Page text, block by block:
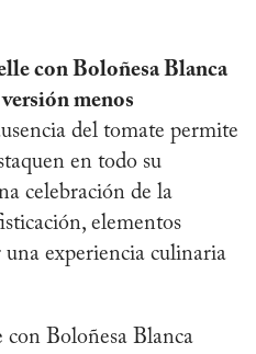
con Boloñesa Blanca
menos
del tomate permite
en todo su
celebración de la
elementos
experiencia culinaria
con Boloñesa Blanca